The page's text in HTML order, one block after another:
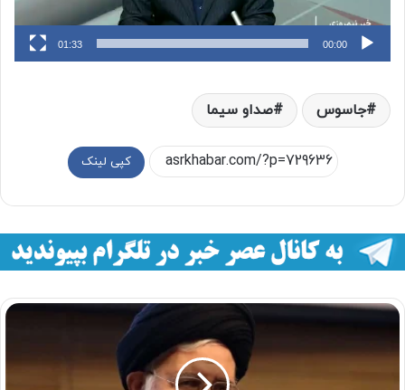
00:00
01:33
جاسوس‌ صداو سیما
کپی لینک